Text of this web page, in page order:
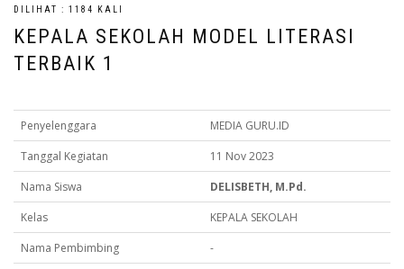
DILIHAT : 1184 KALI
KEPALA SEKOLAH MODEL LITERASI
TERBAIK 1
Penyelenggara
MEDIA GURU.ID
Tanggal Kegiatan
11 Nov 2023
Nama Siswa
DELISBETH, M.Pd.
Kelas
KEPALA SEKOLAH
Nama Pembimbing
-